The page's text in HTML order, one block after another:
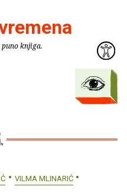
puno knjiga.
VILMA MLINARIĆ